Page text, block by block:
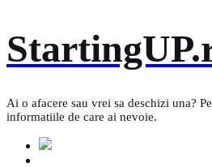
to
content
Ai o afacere sau vrei sa deschizi una?
informatiile de care ai nevoie.